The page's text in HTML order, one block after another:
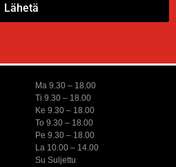
Lähetä
Ma 9.30 – 18.00
Ti 9.30 – 18.00
Ke 9.30 – 18.00
To 9.30 – 18.00
Pe 9.30 – 18.00
La 10.00 – 14.00
Su Suljettu